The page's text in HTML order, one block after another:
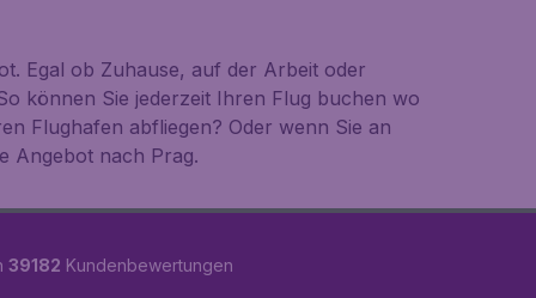
Egal ob Zuhause, auf der Arbeit oder
können Sie jederzeit Ihren Flug buchen wo
Flughafen abfliegen? Oder wenn Sie an
Angebot nach Prag.
39182 Kundenbewertungen